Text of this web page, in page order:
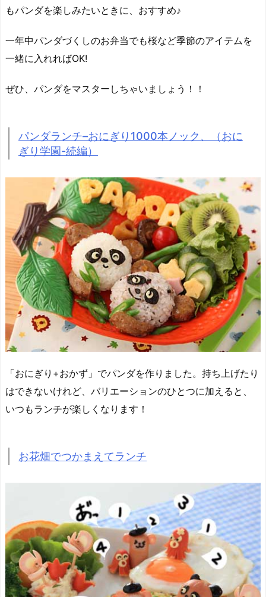
もパンダを楽しみたいときに、おすすめ♪
一年中パンダづくしのお弁当でも桜など季節のアイテムを
一緒に入れればOK!
ぜひ、パンダをマスターしちゃいましょう！！
パンダランチ–おにぎり1000本ノック、（おに
ぎり学園-続編）
「おにぎり+おかず」でパンダを作りました。持ち上げたり
はできないけれど、バリエーションのひとつに加えると、
いつもランチが楽しくなります！
お花畑でつかまえてランチ